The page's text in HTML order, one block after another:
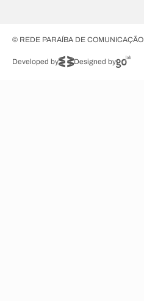
© REDE PARAÍBA DE COMUNICAÇÃO
Developed by Designed by